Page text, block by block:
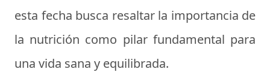
esta fecha busca resaltar la importancia de
la nutrición como pilar fundamental para
una vida sana y equilibrada.